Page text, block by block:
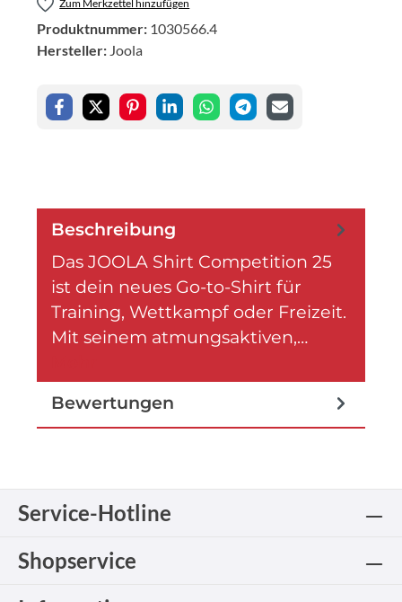
Zum Merkzettel hinzufügen
Produktnummer: 1030566.4
Hersteller: Joola
Beschreibung
Das JOOLA Shirt Competition 25
ist dein neues Go-to-Shirt für
Training, Wettkampf oder Freizeit.
Mit seinem atmungsaktiven,…
Bewertungen
Service-Hotline
Shopservice